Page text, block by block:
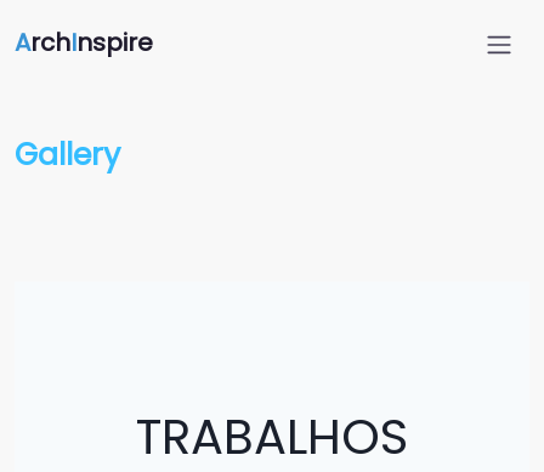
ArchInspire
Gallery
TRABALHOS